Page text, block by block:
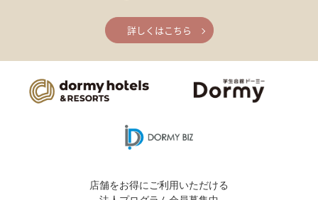
詳しくはこちら
店舗をお得にご利用いただける